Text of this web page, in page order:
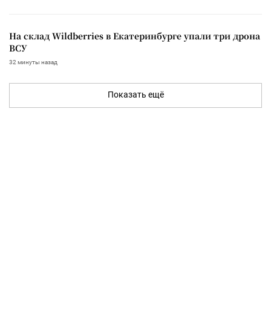
На склад Wildberries в Екатеринбурге упали три дрона
ВСУ
32 минуты назад
Показать ещё